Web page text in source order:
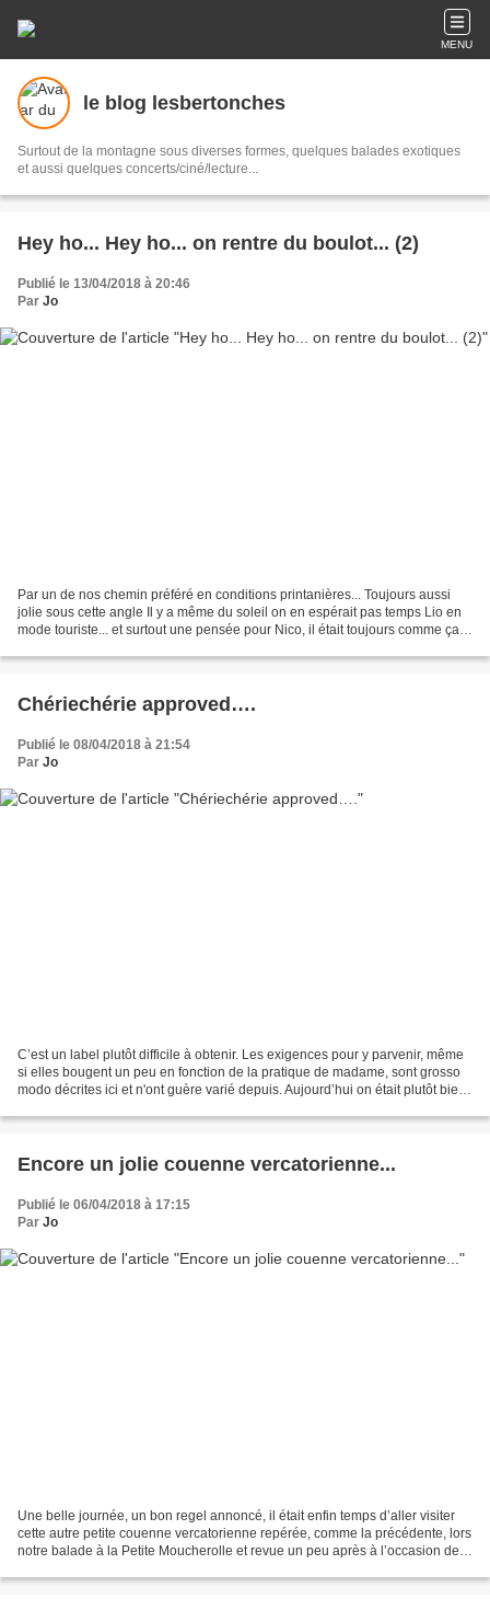
MENU
le blog lesbertonches
Surtout de la montagne sous diverses formes, quelques balades exotiques
et aussi quelques concerts/ciné/lecture...
Hey ho... Hey ho... on rentre du boulot... (2)
Publié le 13/04/2018 à 20:46
Par Jo
Par un de nos chemin préféré en conditions printanières... Toujours aussi
jolie sous cette angle Il y a même du soleil on en espérait pas temps Lio en
mode touriste... et surtout une pensée pour Nico, il était toujours comme ça
Chériechérie approved….
Publié le 08/04/2018 à 21:54
Par Jo
C’est un label plutôt difficile à obtenir. Les exigences pour y parvenir, même
si elles bougent un peu en fonction de la pratique de madame, sont grosso
modo décrites ici et n'ont guère varié depuis. Aujourd’hui on était plutôt bien,
Encore un jolie couenne vercatorienne...
Publié le 06/04/2018 à 17:15
Par Jo
Une belle journée, un bon regel annoncé, il était enfin temps d’aller visiter
cette autre petite couenne vercatorienne repérée, comme la précédente, lors
notre balade à la Petite Moucherolle et revue un peu après à l’occasion de